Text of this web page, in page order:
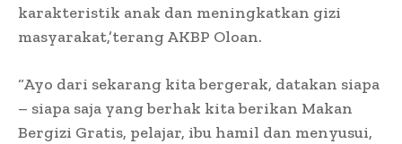
karakteristik anak dan meningkatkan gizi
masyarakat,’terang AKBP Oloan.
“Ayo dari sekarang kita bergerak, datakan siapa
– siapa saja yang berhak kita berikan Makan
Bergizi Gratis, pelajar, ibu hamil dan menyusui,